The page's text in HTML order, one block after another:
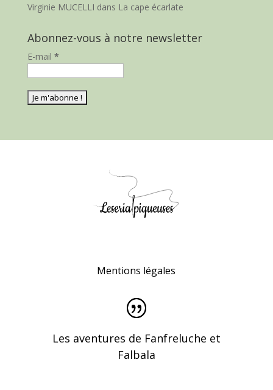
Virginie MUCELLI dans La cape écarlate
Abonnez-vous à notre newsletter
E-mail *
Mentions légales
Les aventures de Fanfreluche et
Falbala